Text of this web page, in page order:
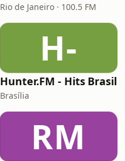
Rio de Janeiro · 100.5 FM
H-
Hunter.FM - Hits Brasil
Brasília
RM